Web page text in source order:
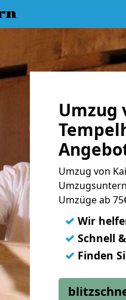
Umzug
Umzug von
Umzüge ab
✓ Wir
✓ Schnell
✓ Finden